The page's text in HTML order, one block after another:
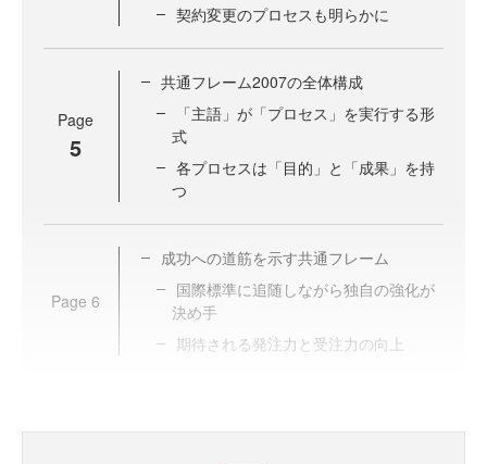
契約変更のプロセスも明らかに
Page
5
共通フレーム2007の全体構成
「主語」が「プロセス」を実行する形
式
各プロセスは「目的」と「成果」を持
つ
Page 6
成功への道筋を示す共通フレーム
国際標準に追随しながら独自の強化が
決め手
期待される発注力と受注力の向上